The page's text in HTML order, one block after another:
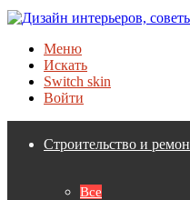
Меню
Искать
Switch skin
Войти
Строительство и
Все